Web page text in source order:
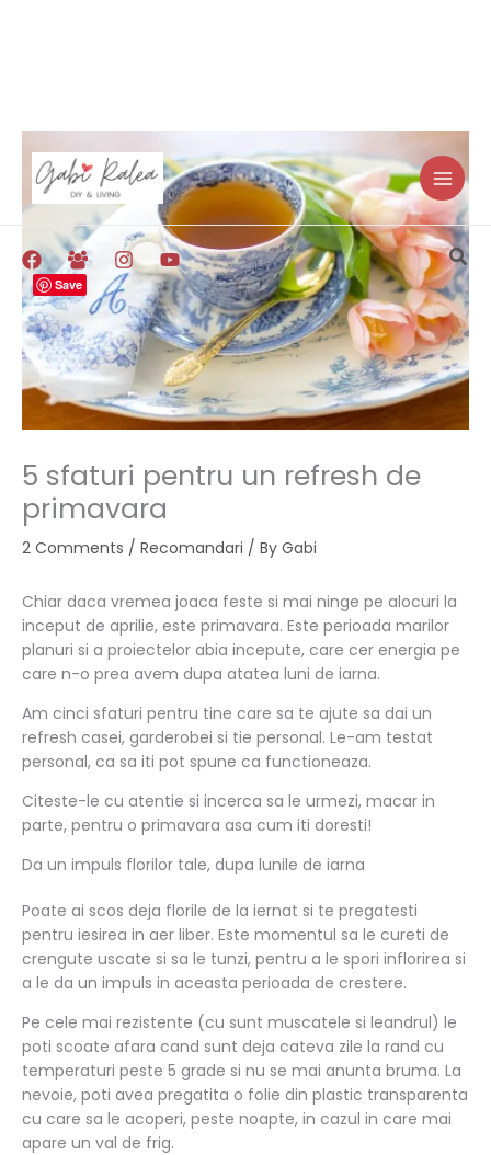
content
5 sfaturi pentru un refresh de
primavara
2 Comments / Recomandari / By Gabi
Chiar daca vremea joaca feste si mai ninge pe alocuri la
inceput de aprilie, este primavara. Este perioada marilor
planuri si a proiectelor abia incepute, care cer energia pe
care n-o prea avem dupa atatea luni de iarna.
Am cinci sfaturi pentru tine care sa te ajute sa dai un
refresh casei, garderobei si tie personal. Le-am testat
personal, ca sa iti pot spune ca functioneaza.
Citeste-le cu atentie si incerca sa le urmezi, macar in
parte, pentru o primavara asa cum iti doresti!
Da un impuls florilor tale, dupa lunile de iarna
Poate ai scos deja florile de la iernat si te pregatesti
pentru iesirea in aer liber. Este momentul sa le cureti de
crengute uscate si sa le tunzi, pentru a le spori inflorirea si
a le da un impuls in aceasta perioada de crestere.
Pe cele mai rezistente (cu sunt muscatele si leandrul) le
poti scoate afara cand sunt deja cateva zile la rand cu
temperaturi peste 5 grade si nu se mai anunta bruma. La
nevoie, poti avea pregatita o folie din plastic transparenta
cu care sa le acoperi, peste noapte, in cazul in care mai
apare un val de frig.
Save